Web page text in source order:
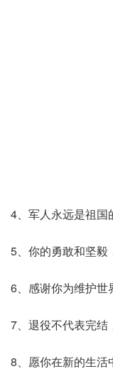
4、军人永远是祖国
5、你的勇敢和坚毅
6、感谢你为维护世
7、退役不代表完结
8、愿你在新的生活